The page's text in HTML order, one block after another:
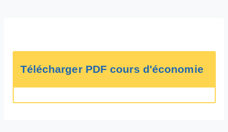
Télécharger PDF cours d'économie